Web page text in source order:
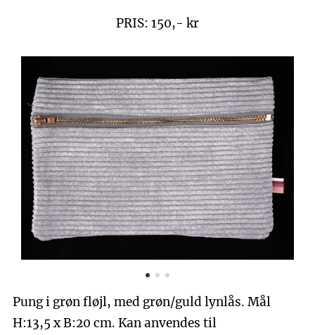
PRIS: 150,- kr
Pung i grøn fløjl, med grøn/guld lynlås. Mål
H:13,5 x B:20 cm. Kan anvendes til